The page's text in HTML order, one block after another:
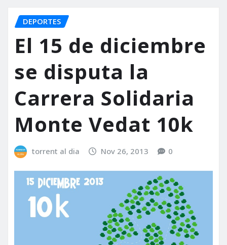
DEPORTES
El 15 de diciembre
se disputa la
Carrera Solidaria
Monte Vedat 10k
torrent al dia Nov 26, 2013 0